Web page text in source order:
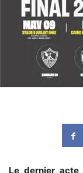
‎Le dernier acte